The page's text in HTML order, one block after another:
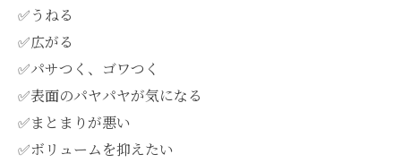
✅うねる
✅広がる
✅パサつく、ゴワつく
✅表面のパヤパヤが気になる
✅まとまりが悪い
✅ボリュームを抑えたい